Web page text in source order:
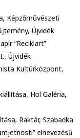
Képzőművészeti
Újvidék
“Reciklart”
Újvidék
Kultúrközpont,
Hol Galéria,
Raktár, Szabadka
elnevezésű